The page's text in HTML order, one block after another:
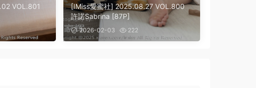
VOL.801
[IMiss愛蜜社] 2025.08.27 VOL.800
許諾Sabrina [87P]
2026-02-03 222